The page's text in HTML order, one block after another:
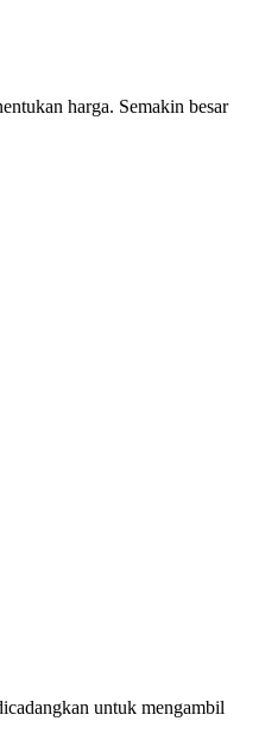
harga. Semakin besar
untuk mengambil